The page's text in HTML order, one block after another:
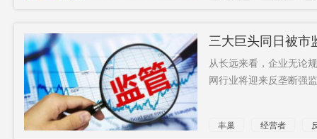
三大巨头同日被市
从长远来看，企业无论
网行业将迎来反垄断强
丰巢 经营者